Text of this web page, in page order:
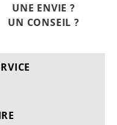
UNE ENVIE ?
UN CONSEIL ?